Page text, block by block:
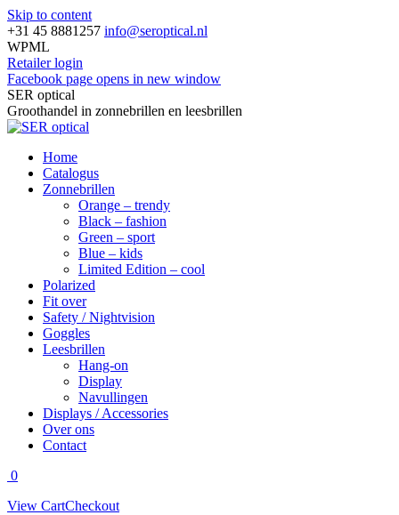
Skip to content
+31 45 8881257 info@seroptical.nl
WPML
Retailer login
Facebook page opens in new window
SER optical
Groothandel in zonnebrillen en leesbrillen
Home
Catalogus
Zonnebrillen
Orange – trendy
Black – fashion
Green – sport
Blue – kids
Limited Edition – cool
Polarized
Fit over
Safety / Nightvision
Goggles
Leesbrillen
Hang-on
Display
Navullingen
Displays / Accessories
Over ons
Contact
0
View CartCheckout